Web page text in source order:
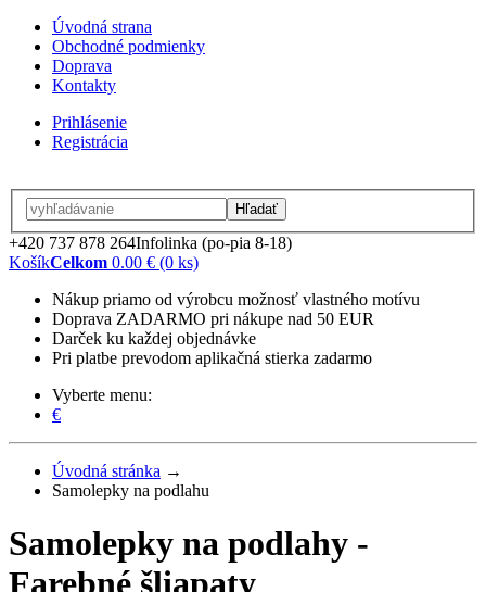
Úvodná strana
Obchodné podmienky
Doprava
Kontakty
Prihlásenie
Registrácia
Hľadať
+420 737 878 264Infolinka (po-pia 8-18)
KošíkCelkom 0.00 € (0 ks)
Nákup priamo od výrobcu možnosť vlastného motívu
Doprava ZADARMO pri nákupe nad 50 EUR
Darček ku každej objednávke
Pri platbe prevodom aplikačná stierka zadarmo
Vyberte menu:
€
Úvodná stránka →
Samolepky na podlahu
Samolepky na podlahy -
Farebné šliapaty